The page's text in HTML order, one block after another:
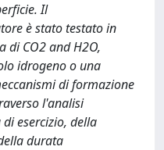
Il
è stato testato in
di CO2 and H2O,
idrogeno o una
di formazione
l'analisi
esercizio, della
durata